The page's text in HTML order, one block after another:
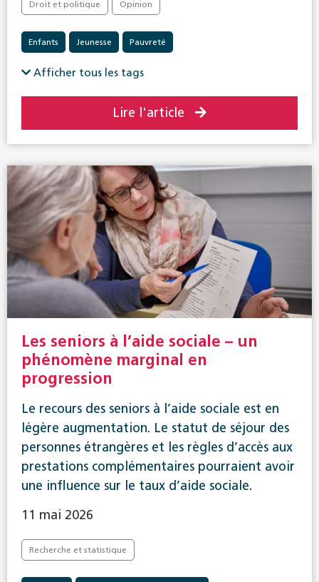
Droit et politique Opinion
Enfants Jeunesse Pauvreté
Afficher tous les tags
Lire l'article
Les seniors à l’aide sociale – un
phénomène marginal en
progression
Le recours des seniors à l’aide sociale est en
légère augmentation. Le statut de séjour des
personnes étrangères et les règles d’accès aux
prestations complémentaires pourraient avoir
une influence sur le taux d’aide sociale.
11 mai 2026
Recherche et statistique